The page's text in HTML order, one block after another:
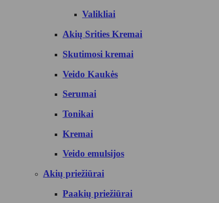
Valikliai
Akių Srities Kremai
Skutimosi kremai
Veido Kaukės
Serumai
Tonikai
Kremai
Veido emulsijos
Akių priežiūrai
Paakių priežiūrai